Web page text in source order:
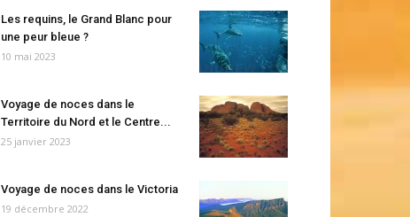
Les requins, le Grand Blanc pour
une peur bleue ?
10 mai 2023
Voyage de noces dans le
Territoire du Nord et le Centre...
25 janvier 2023
Voyage de noces dans le Victoria
19 décembre 2022